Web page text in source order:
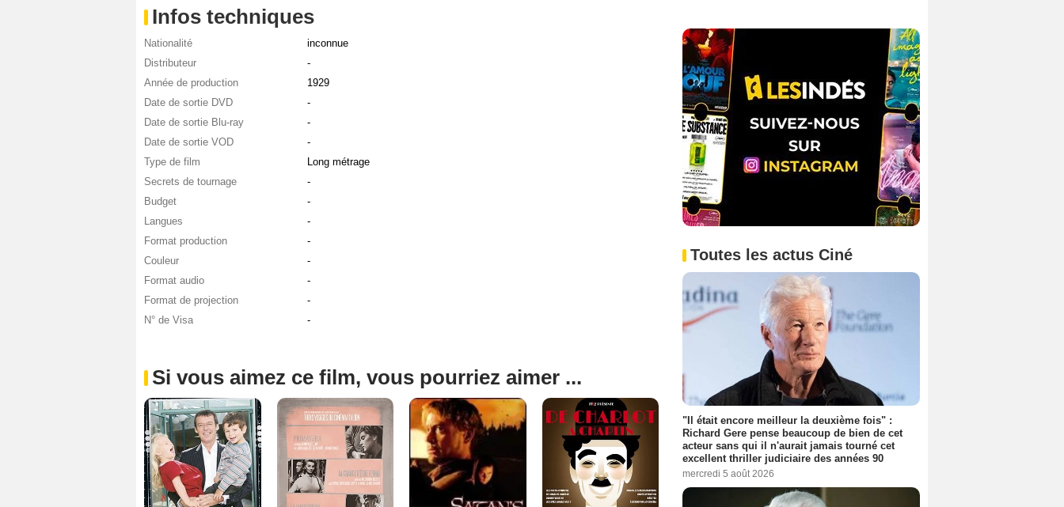
Infos techniques
Nationalité
inconnue
Distributeur
-
Année de production
1929
Date de sortie DVD
-
Date de sortie Blu-ray
-
Date de sortie VOD
-
Type de film
Long métrage
Secrets de tournage
-
Budget
-
Langues
-
Format production
-
Couleur
-
Format audio
-
Format de projection
-
N° de Visa
-
Si vous aimez ce film, vous pourriez aimer ...
Toutes les actus Ciné
"Il était encore meilleur la deuxième fois" :
Richard Gere pense beaucoup de bien de cet
acteur sans qui il n'aurait jamais tourné cet
excellent thriller judiciaire des années 90
mercredi 5 août 2026